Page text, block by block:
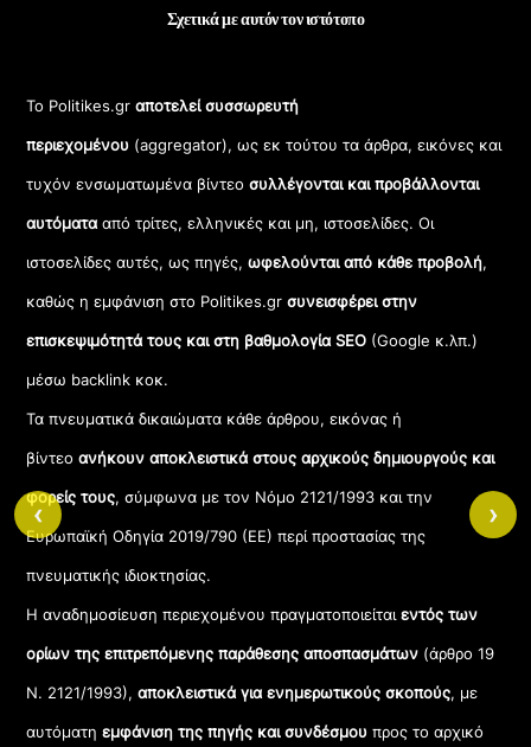
Σχετικά με αυτόν τον ιστότοπο
Το Politikes.grαποτελεί συσσωρευτή
περιεχομένου (aggregator), ως εκ τούτου τα άρθρα, εικόνες και
τυχόν ενσωματωμένα βίντεοσυλλέγονται και προβάλλονται
αυτόματααπό τρίτες, ελληνικές και μη, ιστοσελίδες. Οι
ιστοσελίδες αυτές, ως πηγές,ωφελούνται από κάθε προβολή,
καθώς η εμφάνιση στο Politikes.gr συνεισφέρει στην
επισκεψιμότητά τους και στη βαθμολογία SEO (Google κ.λπ.)
μέσω backlink κοκ.
Τα πνευματικά δικαιώματα κάθε άρθρου, εικόνας ή
βίντεοανήκουν αποκλειστικά στους αρχικούς δημιουργούς και
φορείς τους, σύμφωνα με τον Νόμο 2121/1993 και την
Ευρωπαϊκή Οδηγία 2019/790 (ΕΕ) περί προστασίας της
πνευματικής ιδιοκτησίας.
Η αναδημοσίευση περιεχομένου πραγματοποιείταιεντός των
ορίων της επιτρεπόμενης παράθεσης αποσπασμάτων (άρθρο 19
Ν. 2121/1993), αποκλειστικά για ενημερωτικούς σκοπούς, με
αυτόματηεμφάνιση της πηγής και συνδέσμου προς το αρχικό
‹ ›